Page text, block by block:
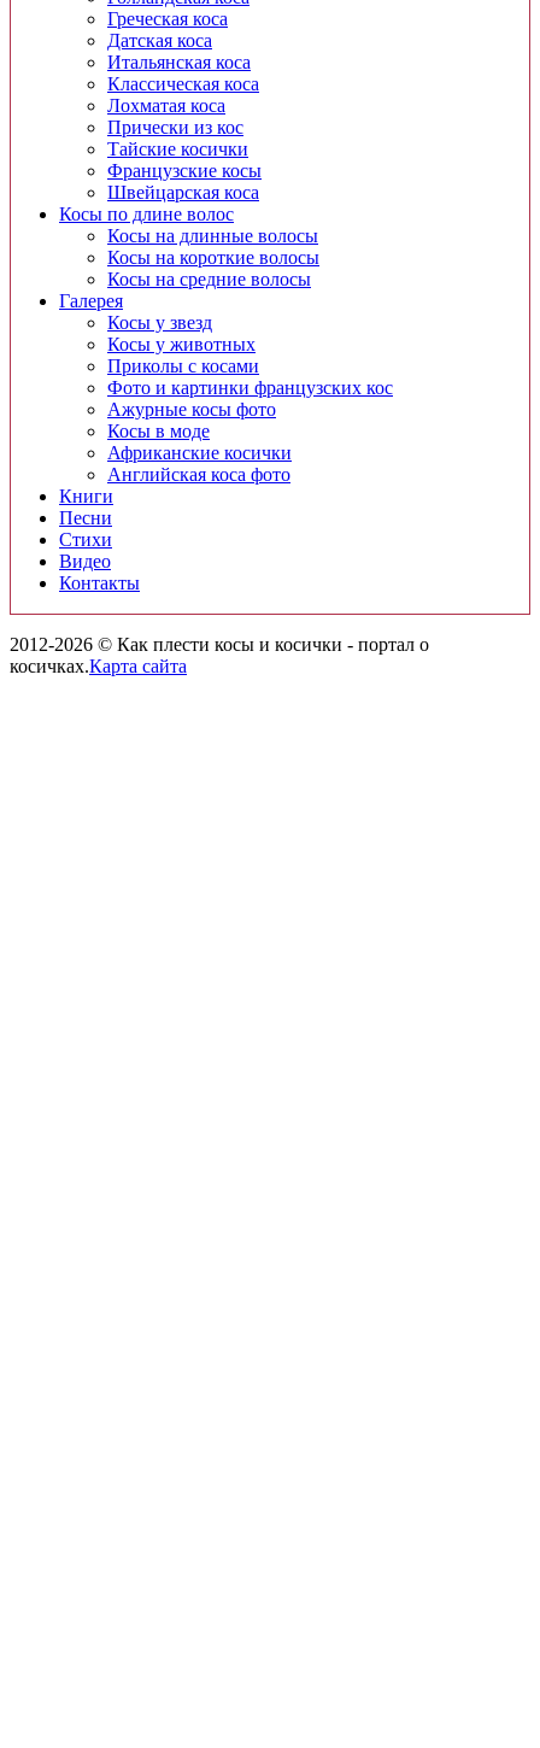
Греческая коса
Датская коса
Итальянская коса
Классическая коса
Лохматая коса
Прически из кос
Тайские косички
Французские косы
Швейцарская коса
Косы по длине волос
Косы на длинные волосы
Косы на короткие волосы
Косы на средние волосы
Галерея
Косы у звезд
Косы у животных
Приколы с косами
Фото и картинки французских кос
Ажурные косы фото
Косы в моде
Африканские косички
Английская коса фото
Книги
Песни
Cтихи
Видео
Контакты
2012-2026 © Как плести косы и косички - портал о
косичках.Карта сайта